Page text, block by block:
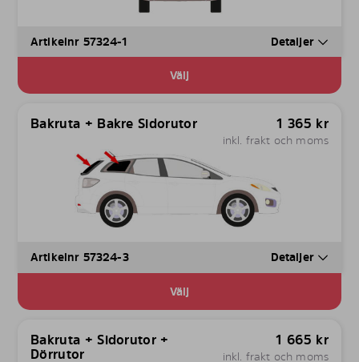
Artikelnr 57324-1 Detaljer
Välj
Bakruta + Bakre Sidorutor 1 365 kr
inkl. frakt och moms
Artikelnr 57324-3 Detaljer
Välj
Bakruta + Sidorutor +
Dörrutor
1 665 kr
inkl. frakt och moms